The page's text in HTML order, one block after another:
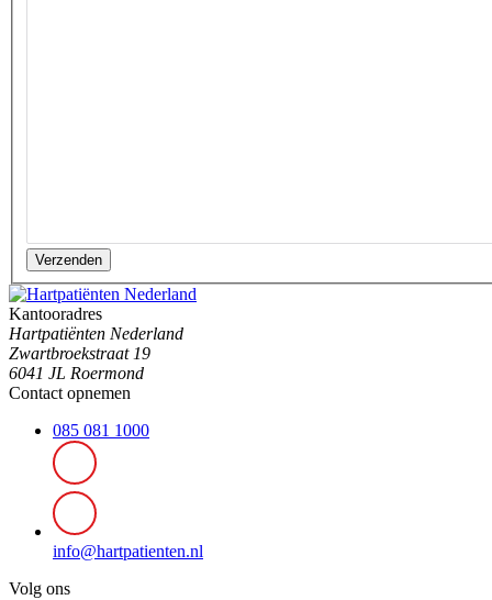
Verzenden
Kantooradres
Hartpatiënten Nederland
Zwartbroekstraat 19
6041 JL Roermond
Contact opnemen
085 081 1000
info@hartpatienten.nl
Volg ons